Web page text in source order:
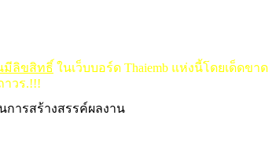
มีลิขสิทธิ์ ในเว็บบอร์ด Thaiemb แห่งนี้โดยเด็ดขาด
าวร.!!!
การสร้างสรรค์ผลงาน